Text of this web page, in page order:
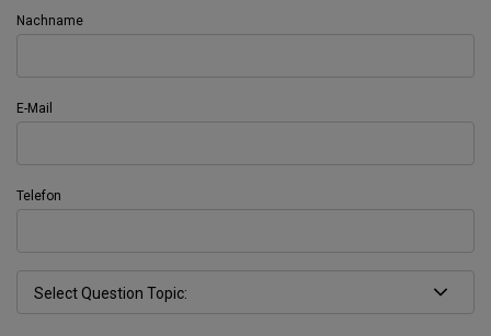
Nachname
E-Mail
Telefon